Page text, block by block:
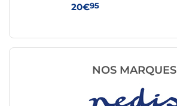
20€95
NOS MARQUES